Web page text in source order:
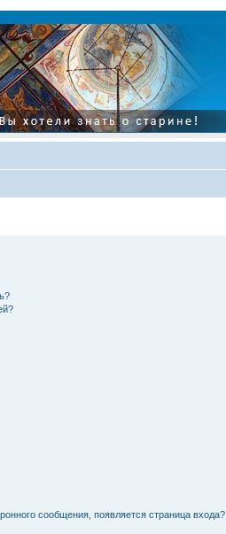
сообщения, появляется страница входа?